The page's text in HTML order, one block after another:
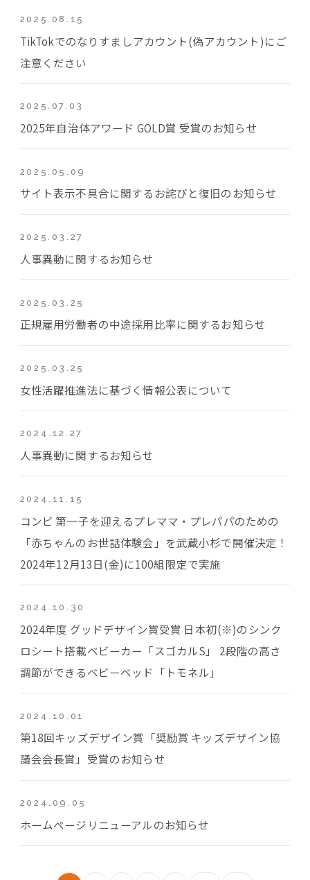
2025.08.15
TikTokでのなりすましアカウント(偽アカウント)にご
注意ください
2025.07.03
2025年自治体アワード GOLD賞 受賞のお知らせ
2025.05.09
サイト表示不具合に関するお詫びと復旧のお知らせ
2025.03.27
人事異動に関するお知らせ
2025.03.25
正規雇用労働者の中途採用比率に関するお知らせ
2025.03.25
女性活躍推進法に基づく情報公表について
2024.12.27
人事異動に関するお知らせ
2024.11.15
コンビ 第一子を迎えるプレママ・プレパパのための
「赤ちゃんのお世話体験会」を武蔵小杉で開催決定！
2024年12月13日(金)に100組限定で実施
2024.10.30
2024年度 グッドデザイン賞受賞 日本初(※)のシンク
ロシート搭載ベビーカー「スゴカルS」 2段階の高さ
調節ができるベビーベッド「トモネル」
2024.10.01
第18回キッズデザイン賞「奨励賞 キッズデザイン協
議会会長賞」受賞のお知らせ
2024.09.05
ホームページリニューアルのお知らせ